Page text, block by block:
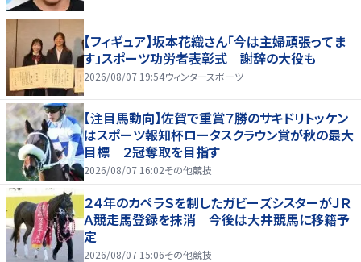
【フィギュア】坂本花織さん「今は主婦頑張ってま
す」スポーツ功労者表彰式 謝辞の大役も
2026/08/07 19:54ウィンタースポーツ
【注目馬動向】佐賀で重賞７勝のサキドリトッケン
はスポーツ報知杯ロータスクラウン賞が秋の最大
目標 ２冠奪取を目指す
2026/08/07 16:02その他競技
２４年のカペラＳを制したガビーズシスターがＪＲ
Ａ競走馬登録を抹消 今後は大井競馬に移籍予
定
2026/08/07 15:06その他競技